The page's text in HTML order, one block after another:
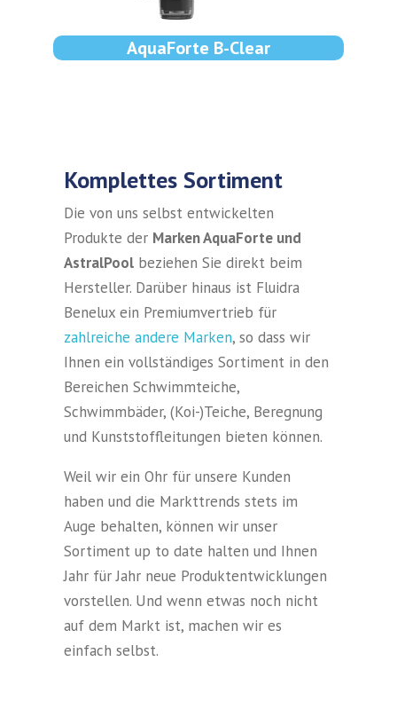
AquaForte B-Clear
Komplettes Sortiment
Die von uns selbst entwickelten
Produkte der Marken AquaForte und
AstralPool beziehen Sie direkt beim
Hersteller. Darüber hinaus ist Fluidra
Benelux ein Premiumvertrieb für
zahlreiche andere Marken, so dass wir
Ihnen ein vollständiges Sortiment in den
Bereichen Schwimmteiche,
Schwimmbäder, (Koi-)Teiche, Beregnung
und Kunststoffleitungen bieten können.
Weil wir ein Ohr für unsere Kunden
haben und die Markttrends stets im
Auge behalten, können wir unser
Sortiment up to date halten und Ihnen
Jahr für Jahr neue Produktentwicklungen
vorstellen. Und wenn etwas noch nicht
auf dem Markt ist, machen wir es
einfach selbst.